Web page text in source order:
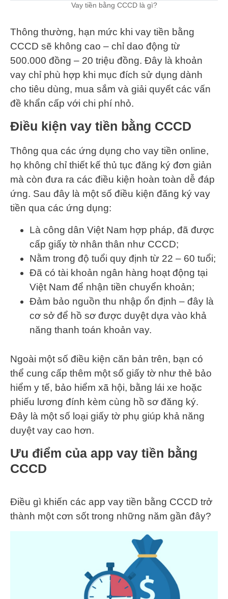
Vay tiền bằng CCCD là gì?
Thông thường, hạn mức khi vay tiền bằng
CCCD sẽ không cao – chỉ dao động từ
500.000 đồng – 20 triệu đồng. Đây là khoản
vay chỉ phù hợp khi mục đích sử dụng dành
cho tiêu dùng, mua sắm và giải quyết các vấn
đề khẩn cấp với chi phí nhỏ.
Điều kiện vay tiền bằng CCCD
Thông qua các ứng dụng cho vay tiền online,
họ không chỉ thiết kế thủ tục đăng ký đơn giản
mà còn đưa ra các điều kiện hoàn toàn dễ đáp
ứng. Sau đây là một số điều kiện đăng ký vay
tiền qua các ứng dụng:
Là công dân Việt Nam hợp pháp, đã được
cấp giấy tờ nhân thân như CCCD;
Nằm trong độ tuổi quy định từ 22 – 60 tuổi;
Đã có tài khoản ngân hàng hoạt động tại
Việt Nam để nhận tiền chuyển khoản;
Đảm bảo nguồn thu nhập ổn định – đây là
cơ sở để hồ sơ được duyệt dựa vào khả
năng thanh toán khoản vay.
Ngoài một số điều kiện căn bản trên, bạn có
thể cung cấp thêm một số giấy tờ như thẻ bảo
hiểm y tế, bảo hiểm xã hội, bằng lái xe hoặc
phiếu lương đính kèm cùng hồ sơ đăng ký.
Đây là một số loại giấy tờ phụ giúp khả năng
duyệt vay cao hơn.
Ưu điểm của app vay tiền bằng
CCCD
Điều gì khiến các app vay tiền bằng CCCD trở
thành một cơn sốt trong những năm gần đây?